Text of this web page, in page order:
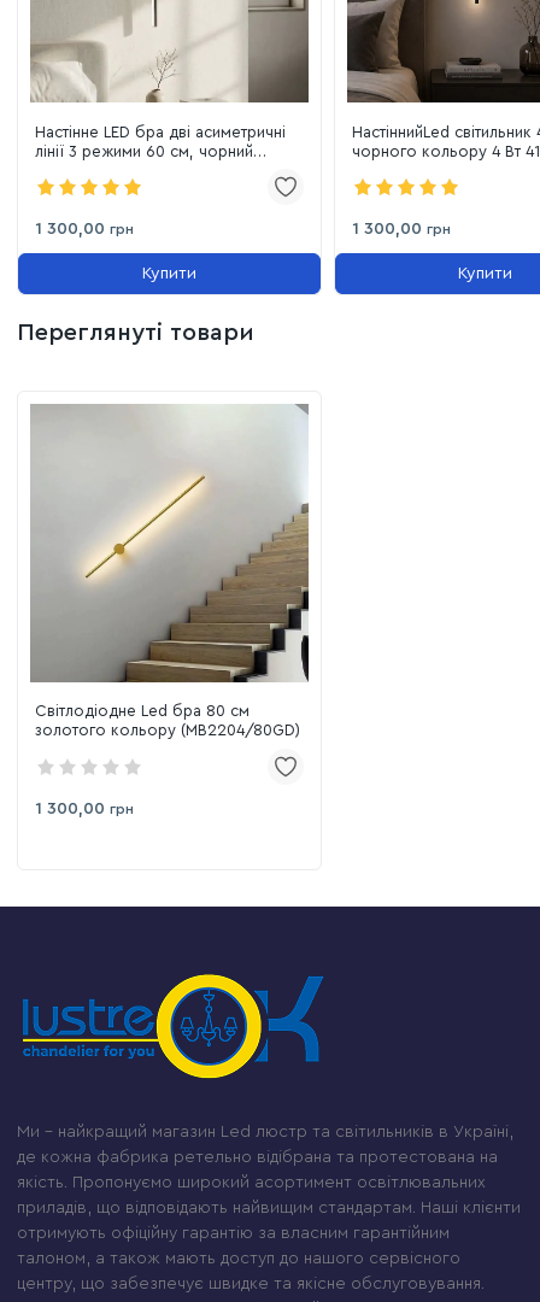
Настінне LED бра дві асиметричні
лінії 3 режими 60 см, чорний
1 300,00 грн
Купити
НастіннийLed
чорного кольору 4 Вт
1 300,00 грн
Купити
Переглянуті товари
Світлодіодне Led бра 80 см
золотого кольору (MB2204/80GD)
1 300,00 грн
Ми – найкращий магазин Led люстр та світильників в Україні,
де кожна фабрика ретельно відібрана та протестована на
якість. Пропонуємо широкий асортимент освітлювальних
приладів, що відповідають найвищим стандартам. Наші клієнти
отримують офіційну гарантію за власним гарантійним
талоном, а також мають доступ до нашого сервісного
центру, що забезпечує швидке та якісне обслуговування.